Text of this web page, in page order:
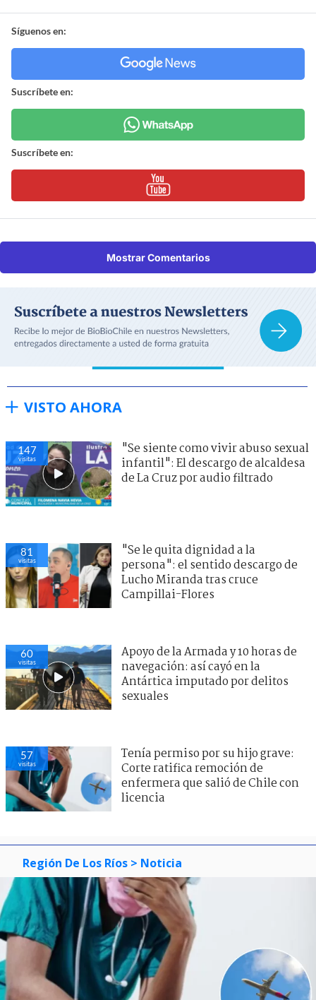
Síguenos en:
Suscríbete en:
Suscríbete en:
Mostrar Comentarios
VISTO AHORA
147
visitas
"Se siente como vivir abuso sexual
infantil": El descargo de alcaldesa
de La Cruz por audio filtrado
81
visitas
"Se le quita dignidad a la
persona": el sentido descargo de
Lucho Miranda tras cruce
Campillai-Flores
60
visitas
Apoyo de la Armada y 10 horas de
navegación: así cayó en la
Antártica imputado por delitos
sexuales
57
visitas
Tenía permiso por su hijo grave:
Corte ratifica remoción de
enfermera que salió de Chile con
licencia
Región De Los Ríos > Noticia